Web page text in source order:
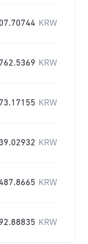
KRW
KRW
KRW
KRW
KRW
KRW